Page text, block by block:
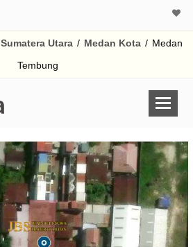
Sumatera Utara / Medan Kota / Medan
Tembung
% /th
Untuk hasil simulasi
pada kotak-